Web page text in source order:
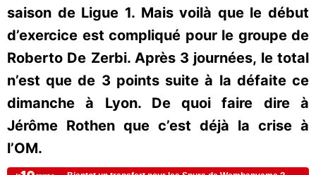
saison de Ligue 1. Mais voilà que le début
d’exercice est compliqué pour le groupe de
Roberto De Zerbi. Après 3 journées, le total
n’est que de 3 points suite à la défaite ce
dimanche à Lyon. De quoi faire dire à
Jérôme Rothen que c’est déjà la crise à
l’OM.